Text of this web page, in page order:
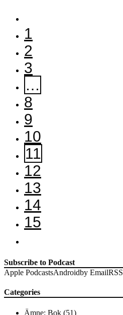
1
2
3
…
8
9
10
11
12
13
14
15
Subscribe to Podcast
Apple PodcastsAndroidby EmailRSS
Categories
Ämne: Bok (51)